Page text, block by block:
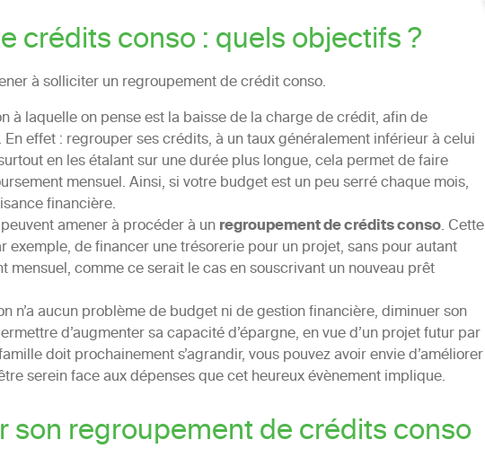
crédits conso : quels objectifs ?
à solliciter un regroupement de crédit conso.
à laquelle on pense est la baisse de la charge de crédit, afin de
effet : regrouper ses crédits, à un taux généralement inférieur à celui
en les étalant sur une durée plus longue, cela permet de faire
mensuel. Ainsi, si votre budget est un peu serré chaque mois,
financière.
amener à procéder à unregroupement de crédits conso. Cette
de financer une trésorerie pour un projet, sans pour autant
mensuel, comme ce serait le cas en souscrivant un nouveau prêt
n’a aucun problème de budget ni de gestion financière, diminuer son
d’augmenter sa capacité d’épargne, en vue d’un projet futur par
doit prochainement s’agrandir, vous pouvez avoir envie d’améliorer
serein face aux dépenses que cet heureux évènement implique.
son regroupement de crédits conso